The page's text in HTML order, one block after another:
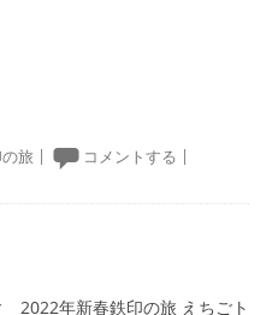
旅 | コメントする |
2022年新春鉄印の旅 えちごト